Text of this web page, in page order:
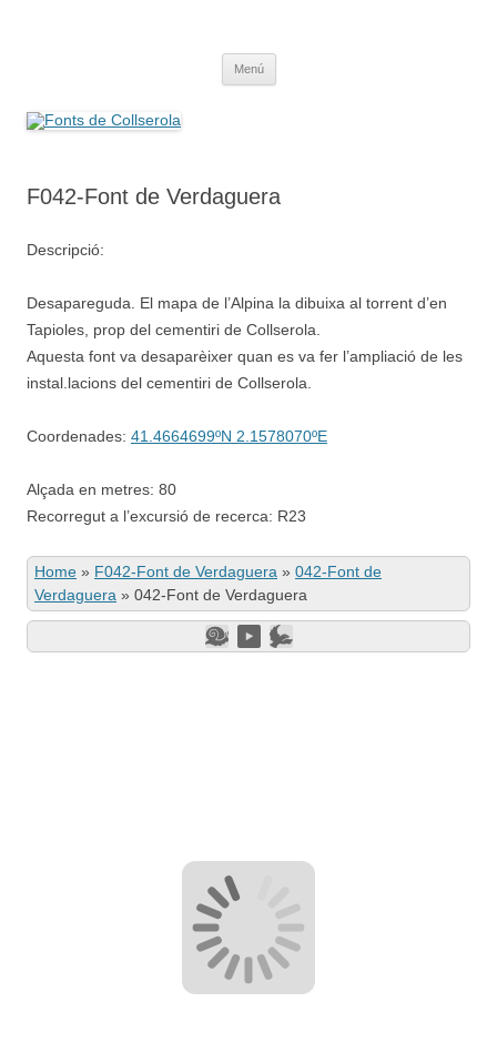
Menú
F042-Font de Verdaguera
Descripció:
Desapareguda. El mapa de l’Alpina la dibuixa al torrent d’en
Tapioles, prop del cementiri de Collserola.
Aquesta font va desaparèixer quan es va fer l’ampliació de les
instal.lacions del cementiri de Collserola.
Coordenades: 41.4664699ºN 2.1578070ºE
Alçada en metres: 80
Recorregut a l’excursió de recerca: R23
Home » F042-Font de Verdaguera » 042-Font de
Verdaguera » 042-Font de Verdaguera